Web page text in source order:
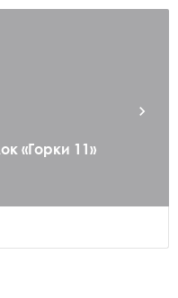
«Горки 11»